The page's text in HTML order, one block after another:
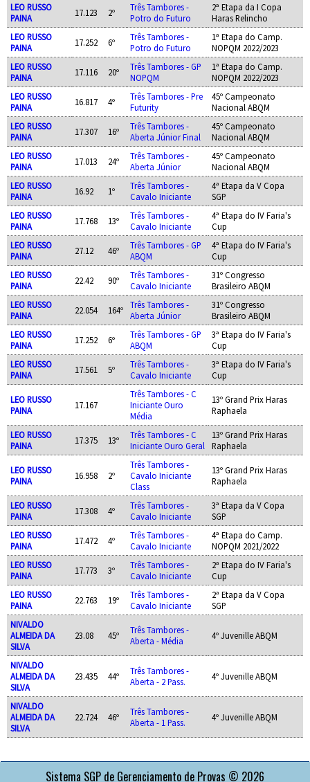
LEO RUSSO
PAINA
17.123 2º
Três Tambores -
Potro do Futuro
2ª Etapa da I Copa
Haras Relincho
LEO RUSSO
PAINA
17.252 6º
Três Tambores -
Potro do Futuro
1ª Etapa do Camp.
NOPQM 2022/2023
LEO RUSSO
PAINA
17.116 20º
Três Tambores - GP
NOPQM
1ª Etapa do Camp.
NOPQM 2022/2023
LEO RUSSO
PAINA
16.817 4º
Três Tambores - Pre
Futurity
45º Campeonato
Nacional ABQM
LEO RUSSO
PAINA
17.307 16º
Três Tambores -
Aberta Júnior Final
45º Campeonato
Nacional ABQM
LEO RUSSO
PAINA
17.013 24º
Três Tambores -
Aberta Júnior
45º Campeonato
Nacional ABQM
LEO RUSSO
PAINA
16.92 1º
Três Tambores -
Cavalo Iniciante
4ª Etapa da V Copa
SGP
LEO RUSSO
PAINA
17.768 13º
Três Tambores -
Cavalo Iniciante
4ª Etapa do IV Faria's
Cup
LEO RUSSO
PAINA
27.12 46º
Três Tambores - GP
ABQM
4ª Etapa do IV Faria's
Cup
LEO RUSSO
PAINA
22.42 90º
Três Tambores -
Cavalo Iniciante
31º Congresso
Brasileiro ABQM
LEO RUSSO
PAINA
22.054 164º
Três Tambores -
Aberta Júnior
31º Congresso
Brasileiro ABQM
LEO RUSSO
PAINA
17.252 6º
Três Tambores - GP
ABQM
3ª Etapa do IV Faria's
Cup
LEO RUSSO
PAINA
17.561 5º
Três Tambores -
Cavalo Iniciante
3ª Etapa do IV Faria's
Cup
LEO RUSSO
PAINA
17.167
Três Tambores - C
Iniciante Ouro
Média
13º Grand Prix Haras
Raphaela
LEO RUSSO
PAINA
17.375 13º
Três Tambores - C
Iniciante Ouro Geral
13º Grand Prix Haras
Raphaela
LEO RUSSO
PAINA
16.958 2º
Três Tambores -
Cavalo Iniciante
Class
13º Grand Prix Haras
Raphaela
LEO RUSSO
PAINA
17.308 4º
Três Tambores -
Cavalo Iniciante
3ª Etapa da V Copa
SGP
LEO RUSSO
PAINA
17.472 4º
Três Tambores -
Cavalo Iniciante
4ª Etapa do Camp.
NOPQM 2021/2022
LEO RUSSO
PAINA
17.773 3º
Três Tambores -
Cavalo Iniciante
2ª Etapa do IV Faria's
Cup
LEO RUSSO
PAINA
22.763 19º
Três Tambores -
Cavalo Iniciante
2ª Etapa da V Copa
SGP
NIVALDO
ALMEIDA DA
SILVA
23.08 45º
Três Tambores -
Aberta - Média
4º Juvenille ABQM
NIVALDO
ALMEIDA DA
SILVA
23.435 44º
Três Tambores -
Aberta - 2 Pass.
4º Juvenille ABQM
NIVALDO
ALMEIDA DA
SILVA
22.724 46º
Três Tambores -
Aberta - 1 Pass.
4º Juvenille ABQM
Sistema SGP de Gerenciamento de Provas © 2026